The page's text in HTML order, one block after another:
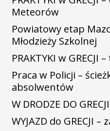
Meteorów
Powiatowy etap
Młodzieży Szkolnej
PRAKTYKI w GRECJI
Praca w Policji –
absolwentów
W DRODZE DO
WYJAZD do GRECJI